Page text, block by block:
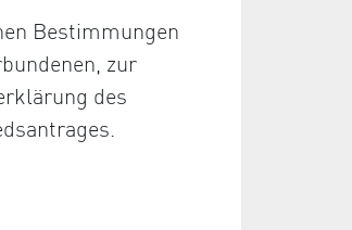
Bestimmungen
zur
des